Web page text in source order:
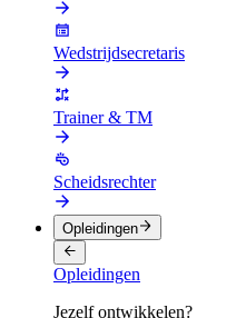
Wedstrijdsecretaris
Trainer & TM
Scheidsrechter
Opleidingen
Opleidingen
Jezelf ontwikkelen?